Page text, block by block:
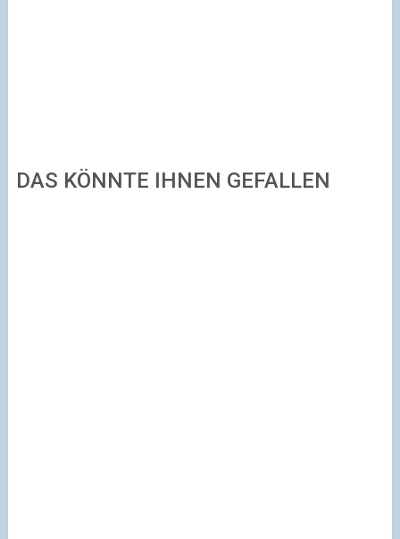
DAS KÖNNTE IHNEN GEFALLEN